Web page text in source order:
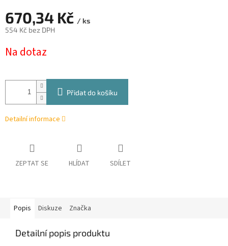
670,34 Kč / ks
554 Kč bez DPH
cena:
Na dotaz
Přidat do košíku
Detailní informace
ZEPTAT SE HLÍDAT SDÍLET
Popis Diskuze Značka
Detailní popis produktu